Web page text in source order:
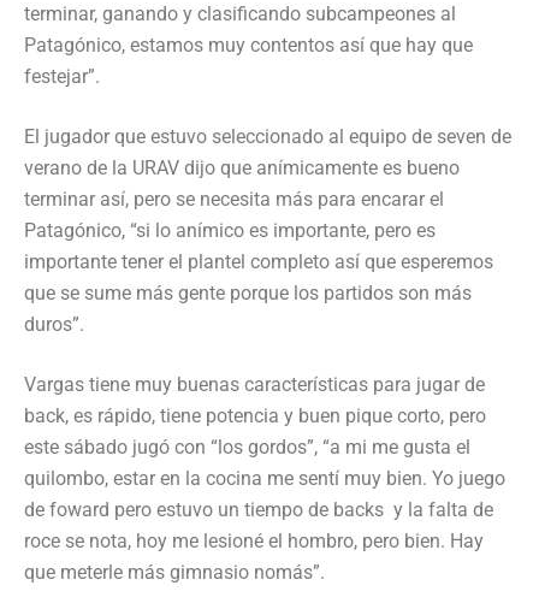
terminar, ganando y clasificando subcampeones al
Patagónico, estamos muy contentos así que hay que
festejar”.
El jugador que estuvo seleccionado al equipo de seven de
verano de la URAV dijo que anímicamente es bueno
terminar así, pero se necesita más para encarar el
Patagónico, “si lo anímico es importante, pero es
importante tener el plantel completo así que esperemos
que se sume más gente porque los partidos son más
duros”.
Vargas tiene muy buenas características para jugar de
back, es rápido, tiene potencia y buen pique corto, pero
este sábado jugó con “los gordos”, “a mi me gusta el
quilombo, estar en la cocina me sentí muy bien. Yo juego
de foward pero estuvo un tiempo de backs y la falta de
roce se nota, hoy me lesioné el hombro, pero bien. Hay
que meterle más gimnasio nomás”.